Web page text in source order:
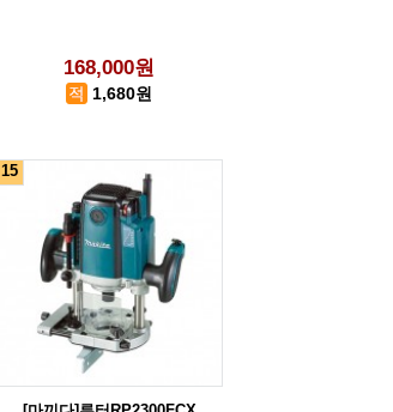
168,000원
1,680원
15